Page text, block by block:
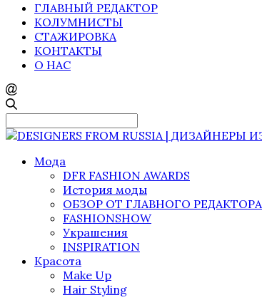
ГЛАВНЫЙ РЕДАКТОР
КОЛУМНИСТЫ
СТАЖИРОВКА
КОНТАКТЫ
О НАС
Search
for:
Мода
DFR FASHION AWARDS
История моды
ОБЗОР ОТ ГЛАВНОГО РЕДАКТОРА
FASHIONSHOW
Украшения
INSPIRATION
Красота
Make Up
Hair Styling